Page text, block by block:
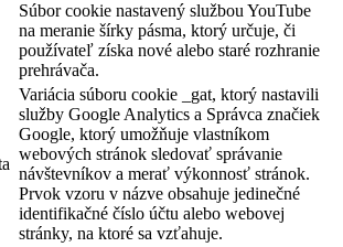
Súbor cookie nastavený službou YouTube
na meranie šírky pásma, ktorý určuje, či
používateľ získa nové alebo staré rozhranie
prehrávača.
Variácia súboru cookie _gat, ktorý nastavili
služby Google Analytics a Správca značiek
Google, ktorý umožňuje vlastníkom
webových stránok sledovať správanie
návštevníkov a merať výkonnosť stránok.
Prvok vzoru v názve obsahuje jedinečné
identifikačné číslo účtu alebo webovej
stránky, na ktoré sa vzťahuje.